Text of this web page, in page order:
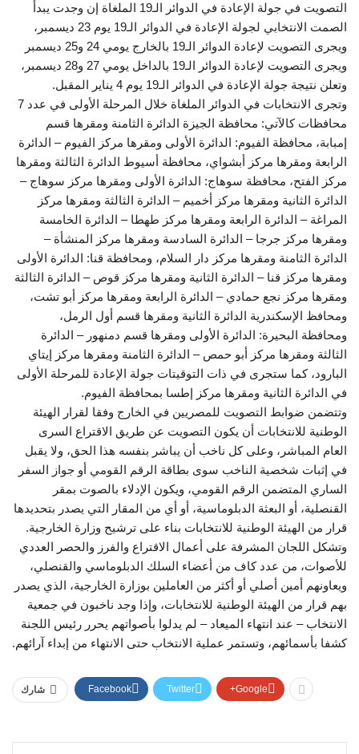
التصويت في جولة الإعادة في الدوائر الـ19 الملغاة إن وجدت يبدأ
الصمت الانتخابي لجولة الإعادة في الدوائر الـ19 يوم 23 ديسمبر،
ويجرى التصويت لإعادة الدوائر الـ19 بالخارج يومي 24 و25 ديسمبر
ويجرى التصويت لإعادة الدوائر الـ19 بالداخل يومي 27 و28 ديسمبر،
وتعلن نتيجة جولة الإعادة في الدوائر الـ19 يوم 4 يناير المقبل.
وتجرى الانتخابات في الدوائر الملغاة خلال المرحلة الأولى في عدد 7
محافظات كالآتي: محافظة الجيزة الدائرة الثامنة ومقرها قسم
إمبابة، محافظة الفيوم: الدائرة الأولى ومقرها مركز الفيوم – الدائرة
الرابعة ومقرها مركز أبشواي، محافظة أسيوط الدائرة الثالثة ومقرها
مركز الفتح، محافظة سوهاج: الدائرة الأولى ومقرها مركز سوهاج –
الدائرة الثانية ومقرها مركز أخميم – الدائرة الثالثة ومقرها مركز
المراغة – الدائرة الرابعة ومقرها مركز طهطا – الدائرة الخامسة
ومقرها مركز جرجا – الدائرة السادسة ومقرها مركز المنشأة –
الدائرة الثامنة ومقرها مركز دار السلام، ومحافظة قنا: الدائرة الأولى
ومقرها مركز قنا – الدائرة الثانية ومقرها مركز قوص – الدائرة الثالثة
ومقرها مركز نجع حمادي – الدائرة الرابعة ومقرها مركز أبو تشت،
ومحافظ الإسكندرية الدائرة الثانية ومقرها قسم أول الرمل،
ومحافظة البحيرة: الدائرة الأولى ومقرها قسم دمنهور – الدائرة
الثالثة ومقرها مركز أبو حمص – الدائرة الثامنة ومقرها مركز إيتاي
البارود، كما ستجرى في ذات التوقيتات جولة الإعادة للمرحلة الأولى
في الدائرة الثانية ومقرها مركز إطسا بمحافظة الفيوم.
وتتضمن ضوابط التصويت للمصريين في الخارج وفقا لقرار الهيئة
الوطنية للانتخابات أن يكون التصويت عن طريق الاقتراع السرى
العام المباشر، وعلى كل ناخب أن يباشر بنفسه هذا الحق، ولا يقبل
في إثبات شخصية الناخب سوى بطاقة الرقم القومي أو جواز السفر
الساري المتضمن الرقم القومي، ويكون الإدلاء بالصوت بمقر
القنصلية، أو البعثة الدبلوماسية، أو أي من المقار التي يصدر بتحديدها
قرار من الهيئة الوطنية للانتخابات بناء على ترشيح وزارة الخارجية.
وتشكل اللجان المشرفة على أعمال الاقتراع والفرز والحصر العددي
للأصوات، من عدد كاف من أعضاء السلك الدبلوماسي والقنصلي،
ويعاونهم أمين أصلي أو أكثر من العاملين بوزارة الخارجية، الذي يصدر
بهم قرار من الهيئة الوطنية للانتخابات، وإذا وجد ناخبون في جمعية
الانتخاب – عند انتهاء الميعاد – لم يدلوا بأصواتهم يحرر رئيس اللجنة
كشفا بأسمائهم، وتستمر عملية الانتخاب حتى الانتهاء من إبداء آرائهم.
شارك Facebook Twitter Google+